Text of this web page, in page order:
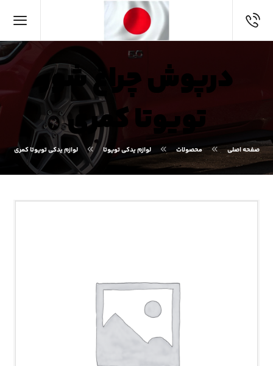
درپوش چراغ شور
تویوتا کمری
صفحه اصلی محصولات لوازم یدکی تویوتا لوازم یدکی تویوتا کمری